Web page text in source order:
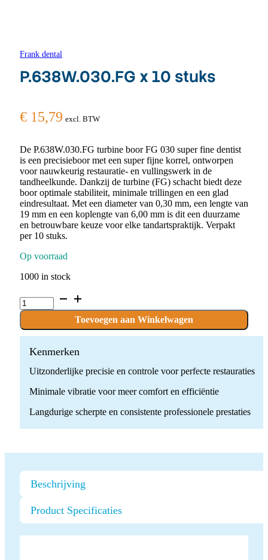
Frank dental
P.638W.030.FG x 10 stuks
€ 15,79 excl. BTW
De P.638W.030.FG turbine boor FG 030 super fine dentist
is een precisieboor met een super fijne korrel, ontworpen
voor nauwkeurig restauratie- en vullingswerk in de
tandheelkunde. Dankzij de turbine (FG) schacht biedt deze
boor optimale stabiliteit, minimale trillingen en een glad
eindresultaat. Met een diameter van 0,30 mm, een lengte van
19 mm en een koplengte van 6,00 mm is dit een duurzame
en betrouwbare keuze voor elke tandartspraktijk. Verpakt
per 10 stuks.
Op voorraad
1000 in stock
P.638W.030.FG
x
stuks
quantity
Toevoegen aan Winkelwagen
Kenmerken
Uitzonderlijke precisie en controle voor perfecte restauraties
Minimale vibratie voor meer comfort en efficiëntie
Langdurige scherpte en consistente professionele prestaties
Beschrijving
Product Specificaties